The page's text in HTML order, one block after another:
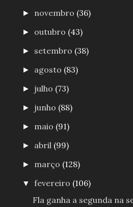
► novembro (36)
► outubro (43)
► setembro (38)
► agosto (83)
► julho (73)
► junho (88)
► maio (91)
► abril (99)
► março (128)
▼fevereiro (106)
Fla ganha a segunda na